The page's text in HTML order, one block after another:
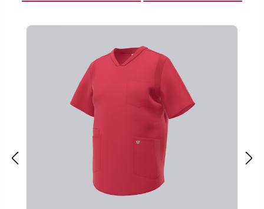
Productgalerij overslaan